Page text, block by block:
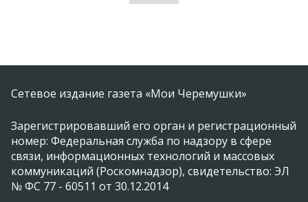
Сетевое издание газета «Мои Черемушки»
Зарегистрировавший его орган и регистрационный
номер: Федеральная служба по надзору в сфере
связи, информационных технологий и массовых
коммуникаций (Роскомнадзор), свидетельство: ЭЛ
№ ФС 77 - 60511 от 30.12.2014